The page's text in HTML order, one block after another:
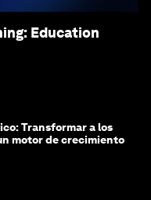
Education
Transformar a los
motor de crecimiento